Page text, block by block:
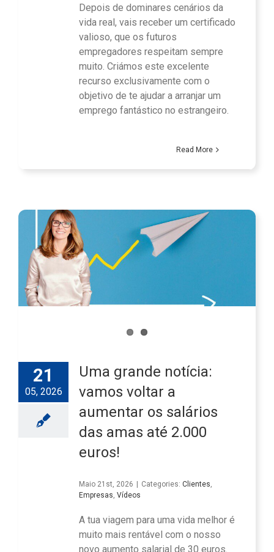
Depois de dominares cenários da
vida real, vais receber um certificado
valioso, que os futuros
empregadores respeitam sempre
muito. Criámos este excelente
recurso exclusivamente com o
objetivo de te ajudar a arranjar um
emprego fantástico no estrangeiro.
Read More
21
05, 2026
Uma grande notícia:
vamos voltar a
aumentar os salários
das amas até 2.000
euros!
Maio 21st, 2026 Categories: Clientes,
Empresas, Vídeos
A tua viagem para uma vida melhor é
muito mais rentável com o nosso
novo aumento salarial de 30 euros.